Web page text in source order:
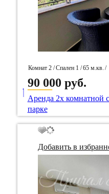
Комнат 2 /Спален 1 /65 м.кв. /
/ Идентификатор собственность
90 000 руб.
____
Аренда 2х комнатной
парке
Добавить в